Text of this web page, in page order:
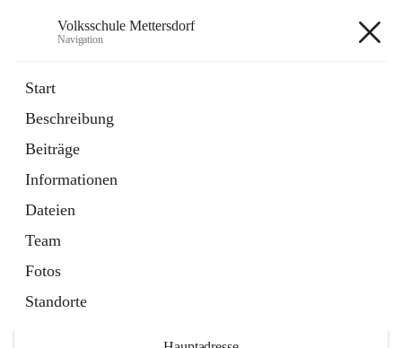
Volksschule Mettersdorf
Navigation
Start
Beschreibung
Beiträge
Informationen
Dateien
Team
Fotos
Standorte
Externe Webseite
in
Tab
Termine
Artikel
öffnet
in
neuem
Tab